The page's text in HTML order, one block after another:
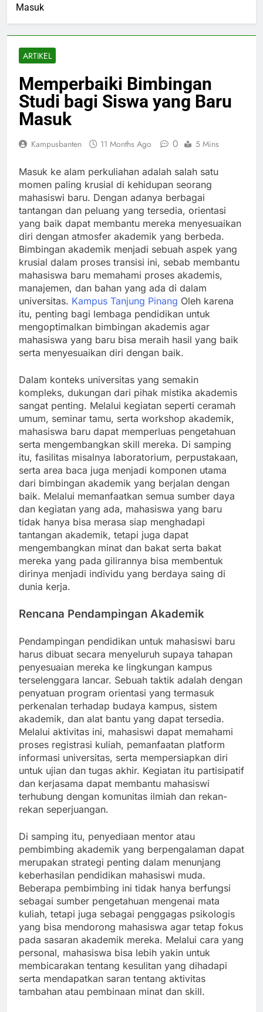
Masuk
ARTIKEL
Memperbaiki Bimbingan
Studi bagi Siswa yang Baru
Masuk
Kampusbanten 11 Months Ago 0 5 Mins
Masuk ke alam perkuliahan adalah salah satu
momen paling krusial di kehidupan seorang
mahasiswi baru. Dengan adanya berbagai
tantangan dan peluang yang tersedia, orientasi
yang baik dapat membantu mereka menyesuaikan
diri dengan atmosfer akademik yang berbeda.
Bimbingan akademik menjadi sebuah aspek yang
krusial dalam proses transisi ini, sebab membantu
mahasiswa baru memahami proses akademis,
manajemen, dan bahan yang ada di dalam
universitas. Kampus Tanjung Pinang Oleh karena
itu, penting bagi lembaga pendidikan untuk
mengoptimalkan bimbingan akademis agar
mahasiswa yang baru bisa meraih hasil yang baik
serta menyesuaikan diri dengan baik.
Dalam konteks universitas yang semakin
kompleks, dukungan dari pihak mistika akademis
sangat penting. Melalui kegiatan seperti ceramah
umum, seminar tamu, serta workshop akademik,
mahasiswa baru dapat memperluas pengetahuan
serta mengembangkan skill mereka. Di samping
itu, fasilitas misalnya laboratorium, perpustakaan,
serta area baca juga menjadi komponen utama
dari bimbingan akademik yang berjalan dengan
baik. Melalui memanfaatkan semua sumber daya
dan kegiatan yang ada, mahasiswa yang baru
tidak hanya bisa merasa siap menghadapi
tantangan akademik, tetapi juga dapat
mengembangkan minat dan bakat serta bakat
mereka yang pada gilirannya bisa membentuk
dirinya menjadi individu yang berdaya saing di
dunia kerja.
Rencana Pendampingan Akademik
Pendampingan pendidikan untuk mahasiswi baru
harus dibuat secara menyeluruh supaya tahapan
penyesuaian mereka ke lingkungan kampus
terselenggara lancar. Sebuah taktik adalah dengan
penyatuan program orientasi yang termasuk
perkenalan terhadap budaya kampus, sistem
akademik, dan alat bantu yang dapat tersedia.
Melalui aktivitas ini, mahasiswi dapat memahami
proses registrasi kuliah, pemanfaatan platform
informasi universitas, serta mempersiapkan diri
untuk ujian dan tugas akhir. Kegiatan itu partisipatif
dan kerjasama dapat membantu mahasiswi
terhubung dengan komunitas ilmiah dan rekan-
rekan seperjuangan.
Di samping itu, penyediaan mentor atau
pembimbing akademik yang berpengalaman dapat
merupakan strategi penting dalam menunjang
keberhasilan pendidikan mahasiswi muda.
Beberapa pembimbing ini tidak hanya berfungsi
sebagai sumber pengetahuan mengenai mata
kuliah, tetapi juga sebagai penggagas psikologis
yang bisa mendorong mahasiswa agar tetap fokus
pada sasaran akademik mereka. Melalui cara yang
personal, mahasiswa bisa lebih yakin untuk
membicarakan tentang kesulitan yang dihadapi
serta mendapatkan saran tentang aktivitas
tambahan atau pembinaan minat dan skill.